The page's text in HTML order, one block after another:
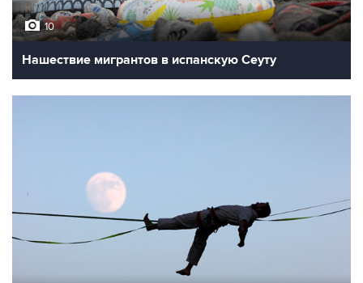
10
Нашествие мигрантов в испанскую Сеуту